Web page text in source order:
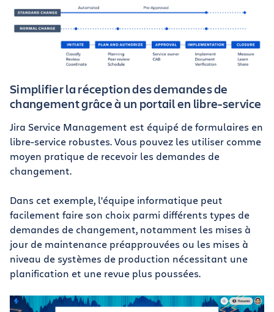
Simplifier la réception des demandes de
changement grâce à un portail en libre-service
Jira Service Management est équipé de formulaires en
libre-service robustes. Vous pouvez les utiliser comme
moyen pratique de recevoir les demandes de
changement.
Dans cet exemple, l'équipe informatique peut
facilement faire son choix parmi différents types de
demandes de changement, notamment les mises à
jour de maintenance préapprouvées ou les mises à
niveau de systèmes de production nécessitant une
planification et une revue plus poussées.